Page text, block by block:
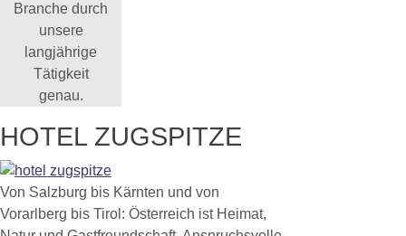
Branche durch
unsere
langjährige
Tätigkeit
genau.
HOTEL ZUGSPITZE
Von Salzburg bis Kärnten und von
Vorarlberg bis Tirol: Österreich ist Heimat,